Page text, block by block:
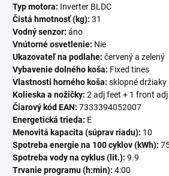
Typ motora: Inverter BLDC
Čistá hmotnosť (kg): 31
Vodný senzor: áno
Vnútorné osvetlenie: Nie
Ukazovateľ na podlahe: červený a zelený
Vybavenie dolného koša: Fixed tines
Vlastnosti horného koša: sklopné držiaky
Kolieska a nožičky: 2 adj feet + 1 front
Čiarový kód EAN: 7333394052007
Energetická trieda: E
Menovitá kapacita (súprav riadu): 10
Spotreba energie na 100 cyklov (kWh):
Spotreba vody na cyklus (lit.): 9.9
Trvanie programu (h:min): 4:00